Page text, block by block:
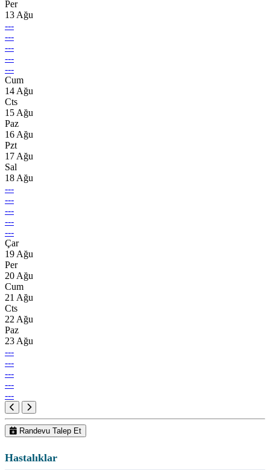
Per
13 Ağu
---
---
---
---
---
Cum
14 Ağu
Cts
15 Ağu
Paz
16 Ağu
Pzt
17 Ağu
Sal
18 Ağu
---
---
---
---
---
Çar
19 Ağu
Per
20 Ağu
Cum
21 Ağu
Cts
22 Ağu
Paz
23 Ağu
---
---
---
---
---
Randevu Talep Et
Hastalıklar